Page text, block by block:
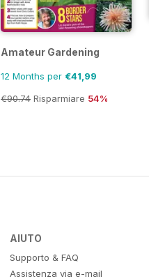
Amateur Gardening
12 Months per €41,99
€90.74 Risparmiare 54%
AIUTO
Supporto & FAQ
Assistenza via e-mail